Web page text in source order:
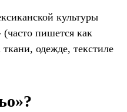
культуры
(часто пишется как
одежде, текстиле